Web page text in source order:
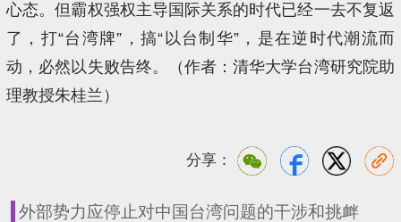
心态。但霸权强权主导国际关系的时代已经一去不复返
了，打“台湾牌”，搞“以台制华”，是在逆时代潮流而
动，必然以失败告终。（作者：清华大学台湾研究院助
理教授朱桂兰）
分享：
外部势力应停止对中国台湾问题的干涉和挑衅